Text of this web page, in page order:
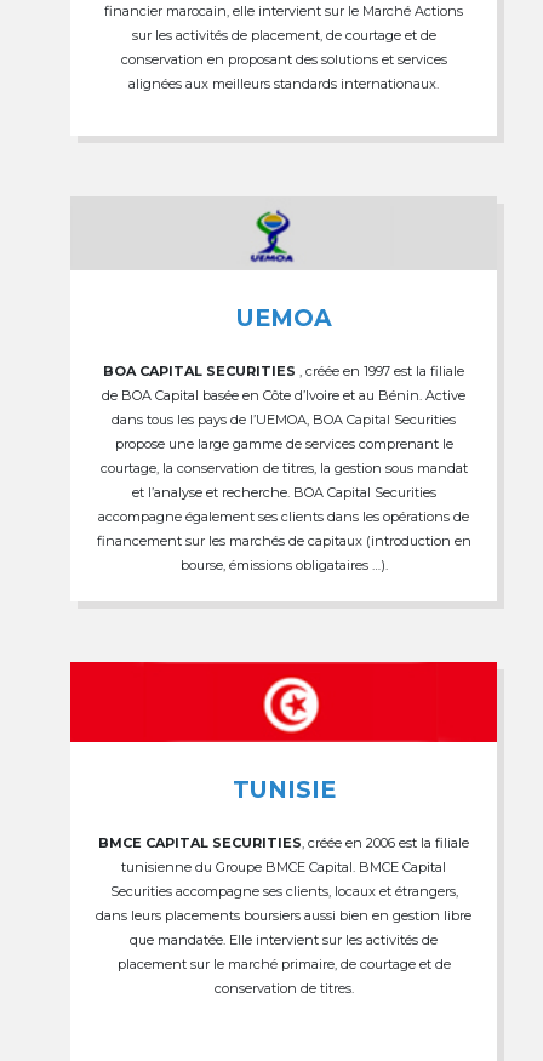
financier marocain, elle intervient sur le Marché Actions
sur les activités de placement, de courtage et de
conservation en proposant des solutions et services
alignées aux meilleurs standards internationaux.
UEMOA
BOA CAPITAL SECURITIES , créée en 1997 est la filiale
de BOA Capital basée en Côte d’Ivoire et au Bénin. Active
dans tous les pays de l’UEMOA, BOA Capital Securities
propose une large gamme de services comprenant le
courtage, la conservation de titres, la gestion sous mandat
et l’analyse et recherche. BOA Capital Securities
accompagne également ses clients dans les opérations de
financement sur les marchés de capitaux (introduction en
bourse, émissions obligataires …).
TUNISIE
BMCE CAPITAL SECURITIES , créée en 2006 est la filiale
tunisienne du Groupe BMCE Capital. BMCE Capital
Securities accompagne ses clients, locaux et étrangers,
dans leurs placements boursiers aussi bien en gestion libre
que mandatée. Elle intervient sur les activités de
placement sur le marché primaire, de courtage et de
conservation de titres.